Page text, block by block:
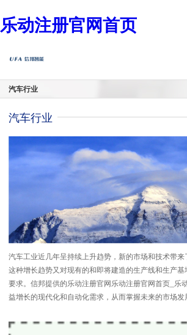
乐动注册官网首页
汽车行业
汽车行业
汽车工业近几年呈持续上升趋势，新的市场和技术带
这种增长趋势又对现有的和即将建造的生产线和生产
要求。信邦提供的乐动注册官网乐动注册官网首页_乐
益增长的现代化和自动化需求，从而掌握未来的市场发